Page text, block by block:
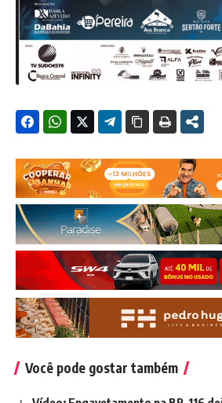
Você pode gostar também